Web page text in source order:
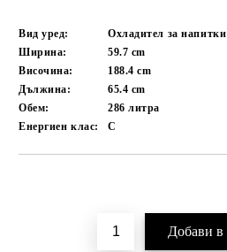
Вид уред: Охладител за напитки
Ширина:
59.7 cm
Височина:
188.4cm
Дължина:
65.4 cm
Обем:
286литра
Енергиен клас:
C